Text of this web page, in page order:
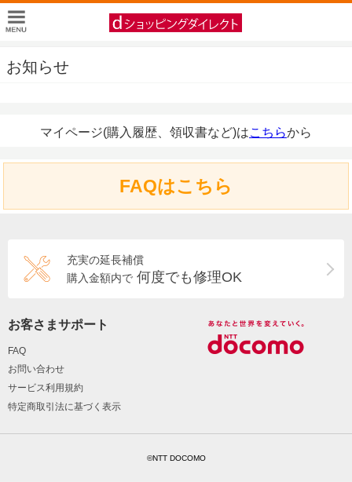
お知らせ
マイページ(購入履歴、領収書など)はこちらから
FAQはこちら
充実の延長補償
購入金額内で 何度でも修理OK
お客さまサポート
FAQ
お問い合わせ
サービス利用規約
特定商取引法に基づく表示
©NTT DOCOMO